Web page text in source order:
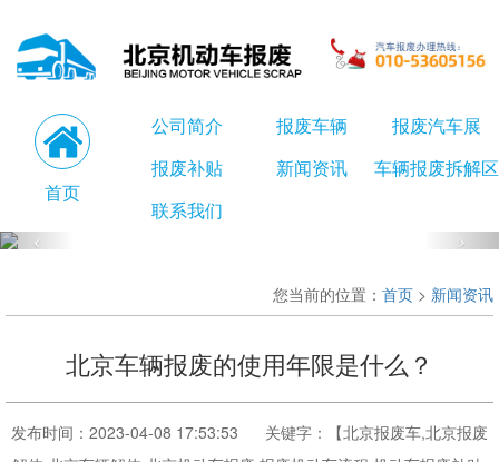
首页
公司简介 报废车辆
报废汽车展
报废补贴
新闻资讯
车辆报废拆解区
联系我们
您当前的位置： 首页 > 新闻资讯
北京车辆报废的使用年限是什么？
发布时间：2023-04-08 17:53:53 关键字：【北京报废车,北京报废